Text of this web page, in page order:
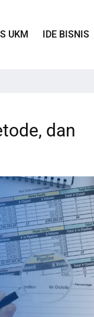
UKM IDE BISNIS
dan